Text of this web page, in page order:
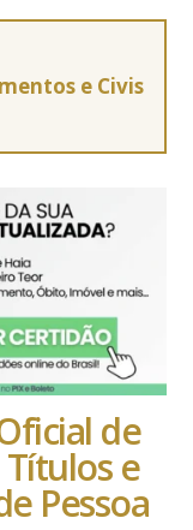
e Civis
de
e
Pessoa